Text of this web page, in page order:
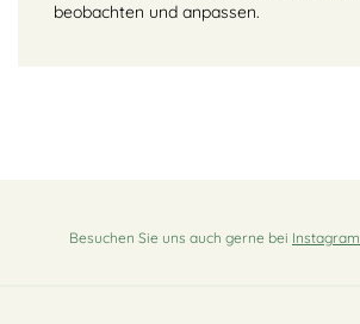
beobachten und anpassen.
Besuchen Sie uns auch gerne bei Instagram